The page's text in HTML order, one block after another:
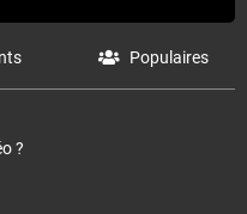
Populaires
?